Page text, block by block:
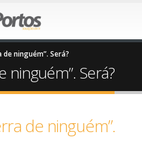
ninguém”. Será?
Será?
de ninguém”.